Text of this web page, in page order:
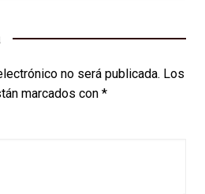
no será publicada. Los
marcados con *